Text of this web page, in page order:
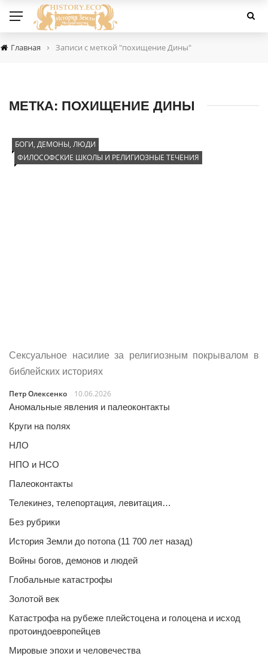
Главная › Записи с меткой "похищение Дины"
МЕТКА: ПОХИЩЕНИЕ ДИНЫ
БОГИ, ДЕМОНЫ, ЛЮДИ
ФИЛОСОФСКИЕ ШКОЛЫ И РЕЛИГИОЗНЫЕ ТЕЧЕНИЯ
Сексуальное насилие за религиозным покрывалом в
библейских историях
Петр Олексенко
10.06.2026
Аномальные явления и палеоконтакты
Круги на полях
НЛО
НПО и НСО
Палеоконтакты
Телекинез, телепортация, левитация…
Без рубрики
История Земли до потопа (11 700 лет назад)
Войны богов, демонов и людей
Глобальные катастрофы
Золотой век
Катастрофа на рубеже плейстоцена и голоцена и исход
протоиндоевропейцев
Мировые эпохи и человечества